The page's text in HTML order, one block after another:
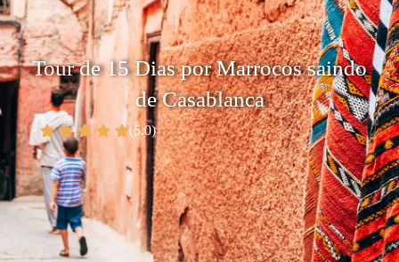
Tour de 15 Dias por Marrocos saindo
de Casablanca
(5.0)